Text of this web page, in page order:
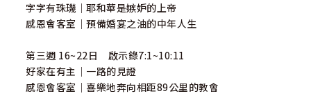
字字有珠璣｜耶和華是嫉妒的上帝
感恩會客室｜預備婚宴之油的中年人生
第三週 16~22日 啟示錄7:1~10:11
好家在有主｜一路的見證
感恩會客室｜喜樂地奔向相距89公里的教會